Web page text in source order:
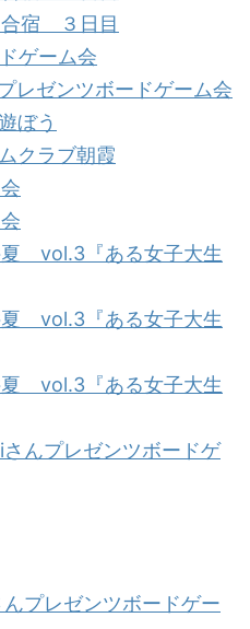
合宿 ３日目
ゲーム会
レゼンツボードゲーム会
ぼう
クラブ朝霞
vol.3『ある女子大生
vol.3『ある女子大生
vol.3『ある女子大生
んプレゼンツボードゲ
プレゼンツボードゲー